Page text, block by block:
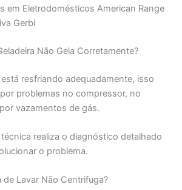
em Eletrodomésticos American Range
Gerbi
Não Gela Corretamente?
resfriando adequadamente, isso
problemas no compressor, no
vazamentos de gás.
realiza o diagnóstico detalhado
o problema.
de Lavar Não Centrifuga?